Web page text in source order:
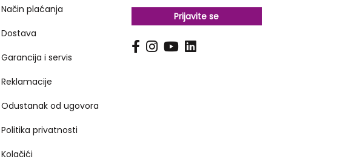
Način plaćanja
Dostava
Garancija i servis
Reklamacije
Odustanak od ugovora
Politika privatnosti
Kolačići
Prijavite se